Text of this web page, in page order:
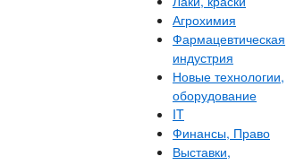
Агрохимия
Фармацевтическая
индустрия
Новые технологии,
оборудование
IT
Финансы, Право
Выставки,